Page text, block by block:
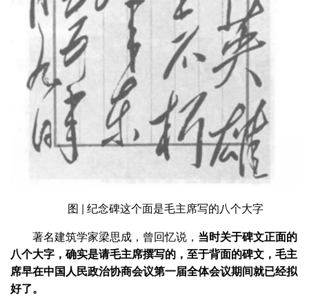
图 | 纪念碑这个面是毛主席写的八个大字
著名建筑学家梁思成，曾回忆说， 当时关于碑文正面的
八个大字，确实是请毛主席撰写的，至于背面的碑文，毛主
席早在中国人民政治协商会议第一届全体会议期间就已经拟
好了。